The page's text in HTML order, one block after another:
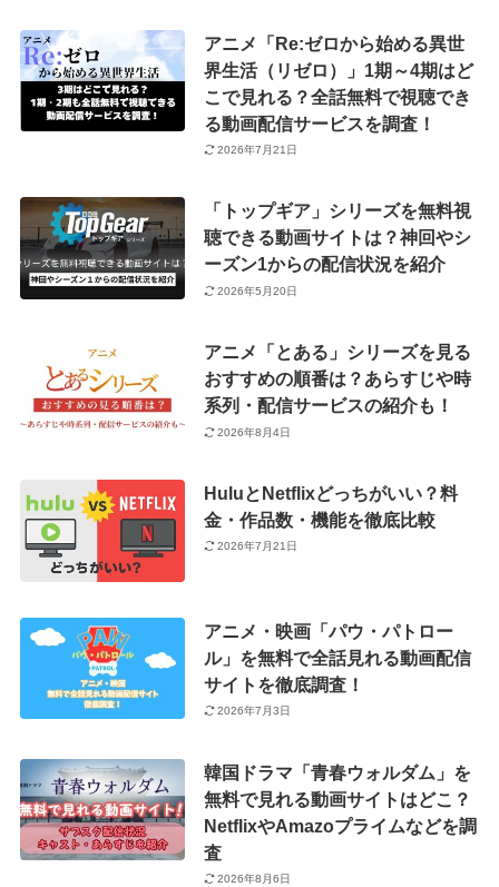
アニメ「Re:ゼロから始める異世
界生活（リゼロ）」1期～4期はど
こで見れる？全話無料で視聴でき
る動画配信サービスを調査！
2026年7月21日
「トップギア」シリーズを無料視
聴できる動画サイトは？神回やシ
ーズン1からの配信状況を紹介
2026年5月20日
アニメ「とある」シリーズを見る
おすすめの順番は？あらすじや時
系列・配信サービスの紹介も！
2026年8月4日
HuluとNetflixどっちがいい？料
金・作品数・機能を徹底比較
2026年7月21日
アニメ・映画「パウ・パトロー
ル」を無料で全話見れる動画配信
サイトを徹底調査！
2026年7月3日
韓国ドラマ「青春ウォルダム」を
無料で見れる動画サイトはどこ？
NetflixやAmazoプライムなどを調
査
2026年8月6日